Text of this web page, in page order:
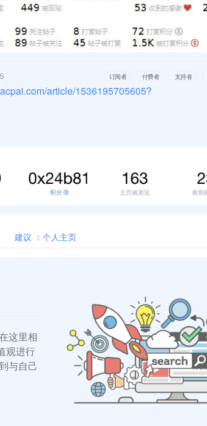
订阅者 付费者 支持者
article/1536195705605?
建议 ：个人主页
这里相
观进行
与自己